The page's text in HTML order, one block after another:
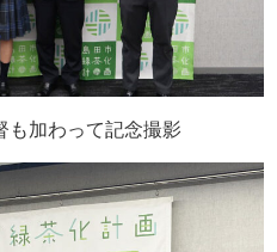
も加わって記念撮影